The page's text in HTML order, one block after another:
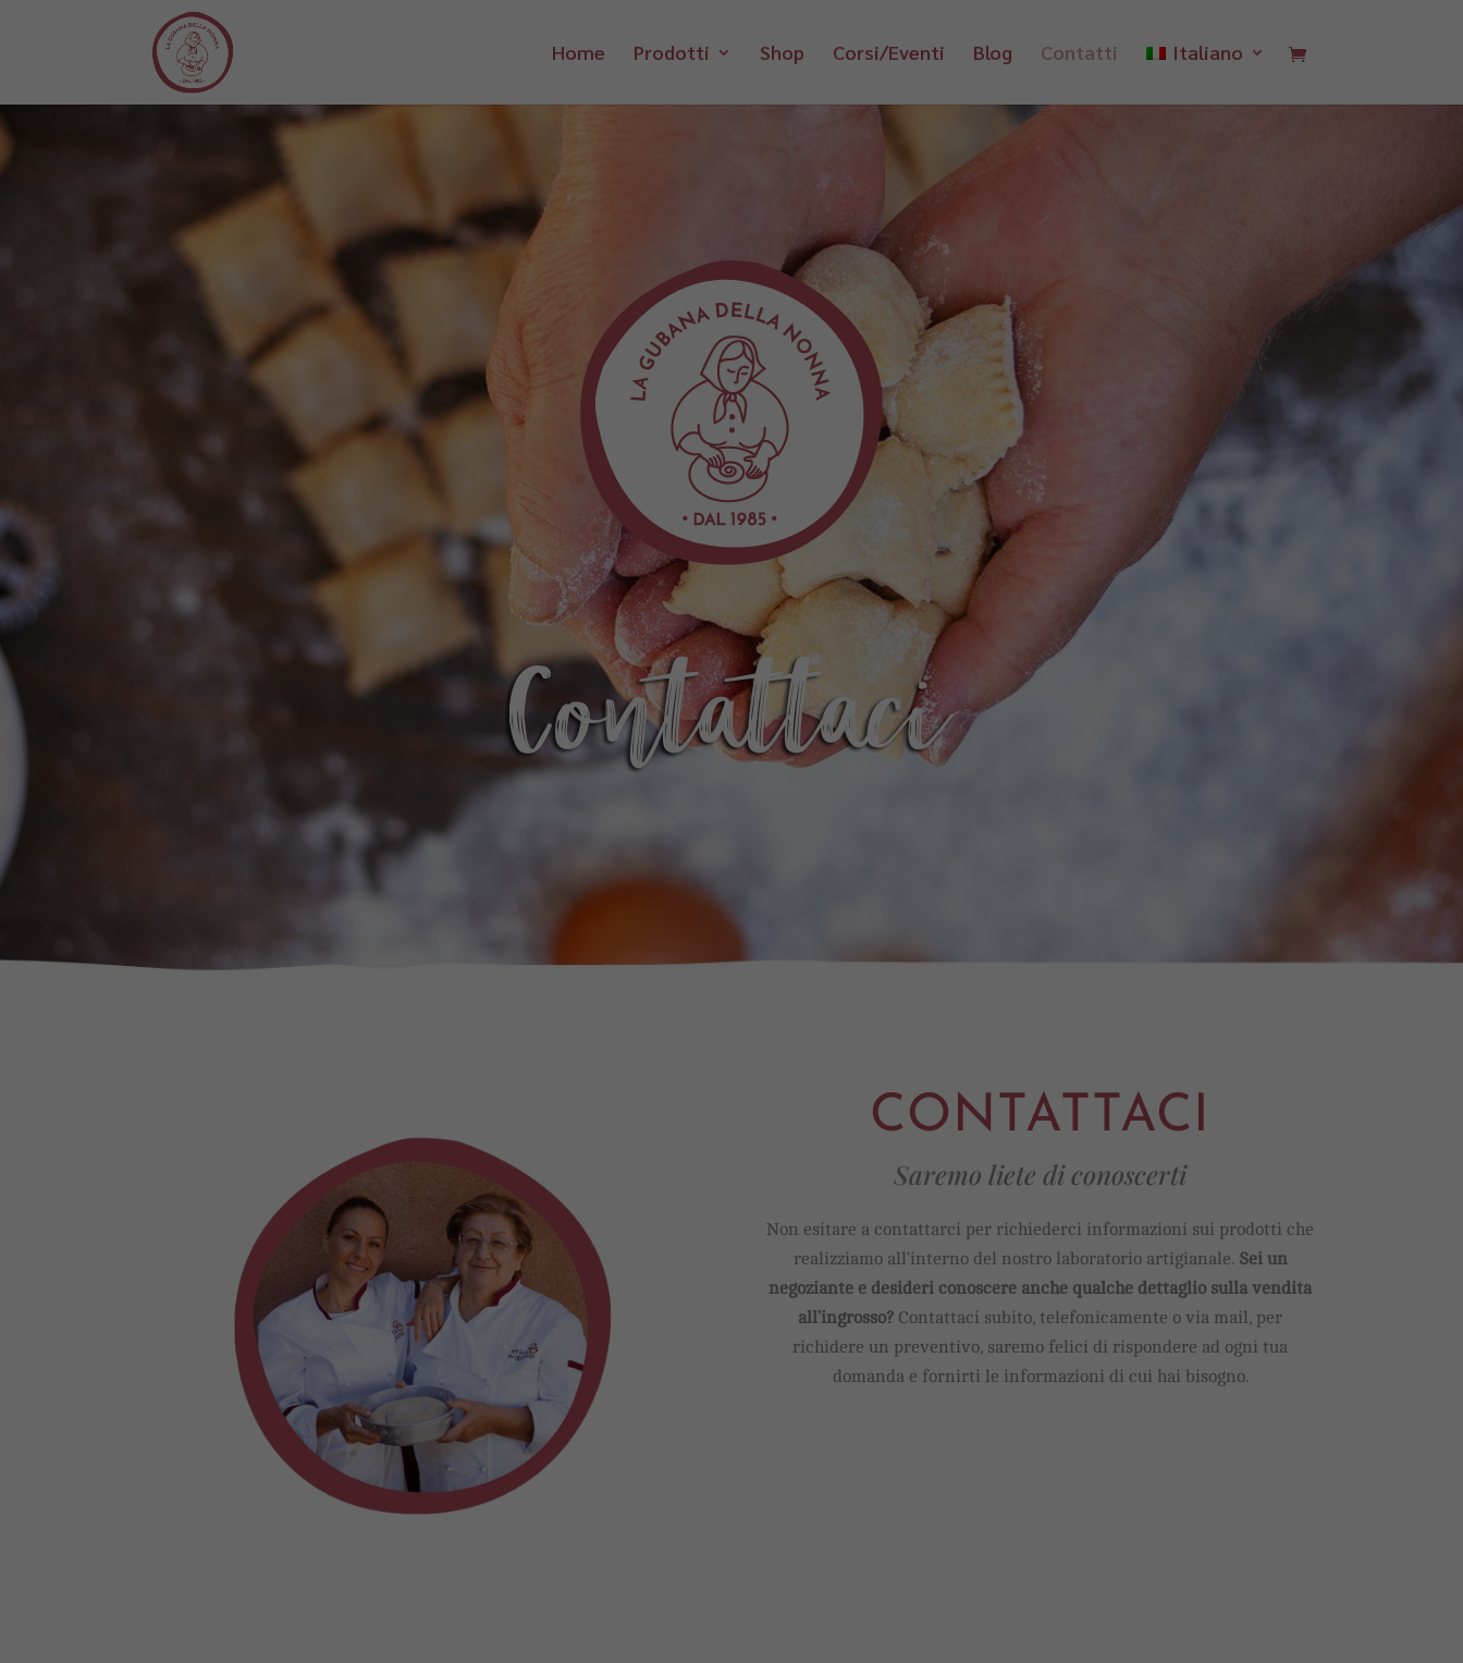
Home Prodotti Shop Corsi/Eventi Blog Contatti Italiano
CONTATTACI
Saremo liete di conoscerti
Non esitare a contattarci per richiederci informazioni sui prodotti che
realizziamo all’interno del nostro laboratorio artigianale. Sei un
negoziante e desideri conoscere anche qualche dettaglio sulla vendita
all’ingrosso? Contattaci subito, telefonicamente o via mail, per
richidere un preventivo, saremo felici di rispondere ad ogni tua
domanda e fornirti le informazioni di cui hai bisogno.